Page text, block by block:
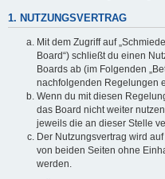
1. NUTZUNGSVERTRAG
Mit dem Zugriff auf
Board“) schließt du einen
Boards ab (im Folgenden
nachfolgenden Regelungen
Wenn du mit diesen
das Board nicht weiter
jeweils die an dieser Stelle
Der Nutzungsvertrag wird
von beiden Seiten ohne
werden.